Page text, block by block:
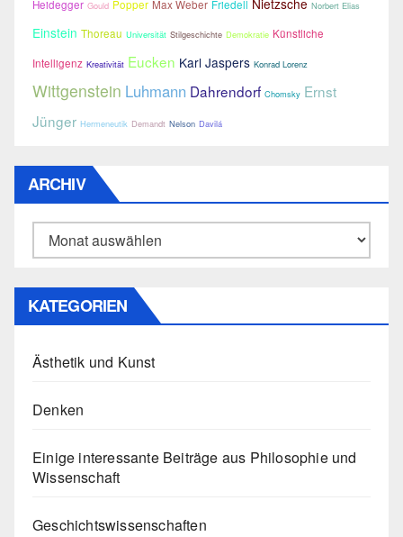
Heidegger Gould Popper Max Weber Friedell Nietzsche Norbert Elias
Einstein Thoreau Universität Stilgeschichte Demokratie Künstliche
Intelligenz Kreativität Eucken Karl Jaspers Konrad Lorenz
Wittgenstein Luhmann Dahrendorf Chomsky Ernst
Jünger Hermeneutik Demandt Nelson Davilá
ARCHIV
Archiv
KATEGORIEN
Ästhetik und Kunst
Denken
Einige interessante Beiträge aus Philosophie und
Wissenschaft
Geschichtswissenschaften